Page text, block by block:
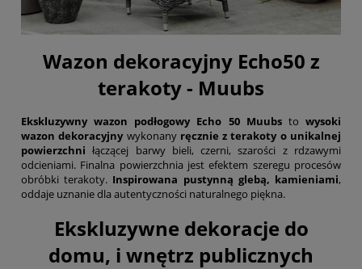
Wazon dekoracyjny Echo50 z
terakoty - Muubs
Ekskluzywny wazon podłogowy Echo 50 Muubs to wysoki
wazon dekoracyjny wykonanyręcznie z terakoty o unikalnej
powierzchniłączącej barwy bieli, czerni, szarości z rdzawymi
odcieniami. Finalna powierzchnia jest efektem szeregu procesów
obróbki terakoty. Inspirowana pustynną glebą, kamieniami,
oddaje uznanie dla autentyczności naturalnego piękna.
Ekskluzywne dekoracje do
domu, i wnętrz publicznych